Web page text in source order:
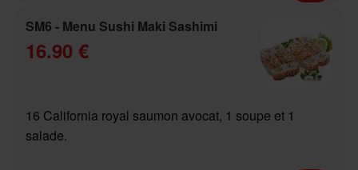
SM6 - Menu Sushi Maki Sashimi
16.90 €
16 California royal saumon avocat, 1 soupe et 1
salade.